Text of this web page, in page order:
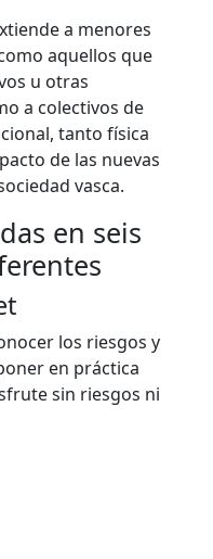
a menores
aquellos que
u otras
a colectivos de
tanto física
de las nuevas
vasca.
en seis
los riesgos y
en práctica
sin riesgos ni